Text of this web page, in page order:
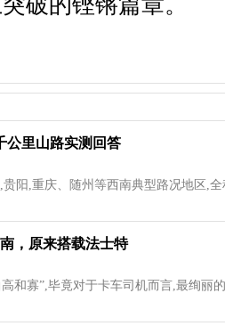
公里山路实测回答
阳,重庆、随州等西南典型路况地区,
，原来搭载法士特
和寡”,毕竟对于卡车司机而言,最绚丽